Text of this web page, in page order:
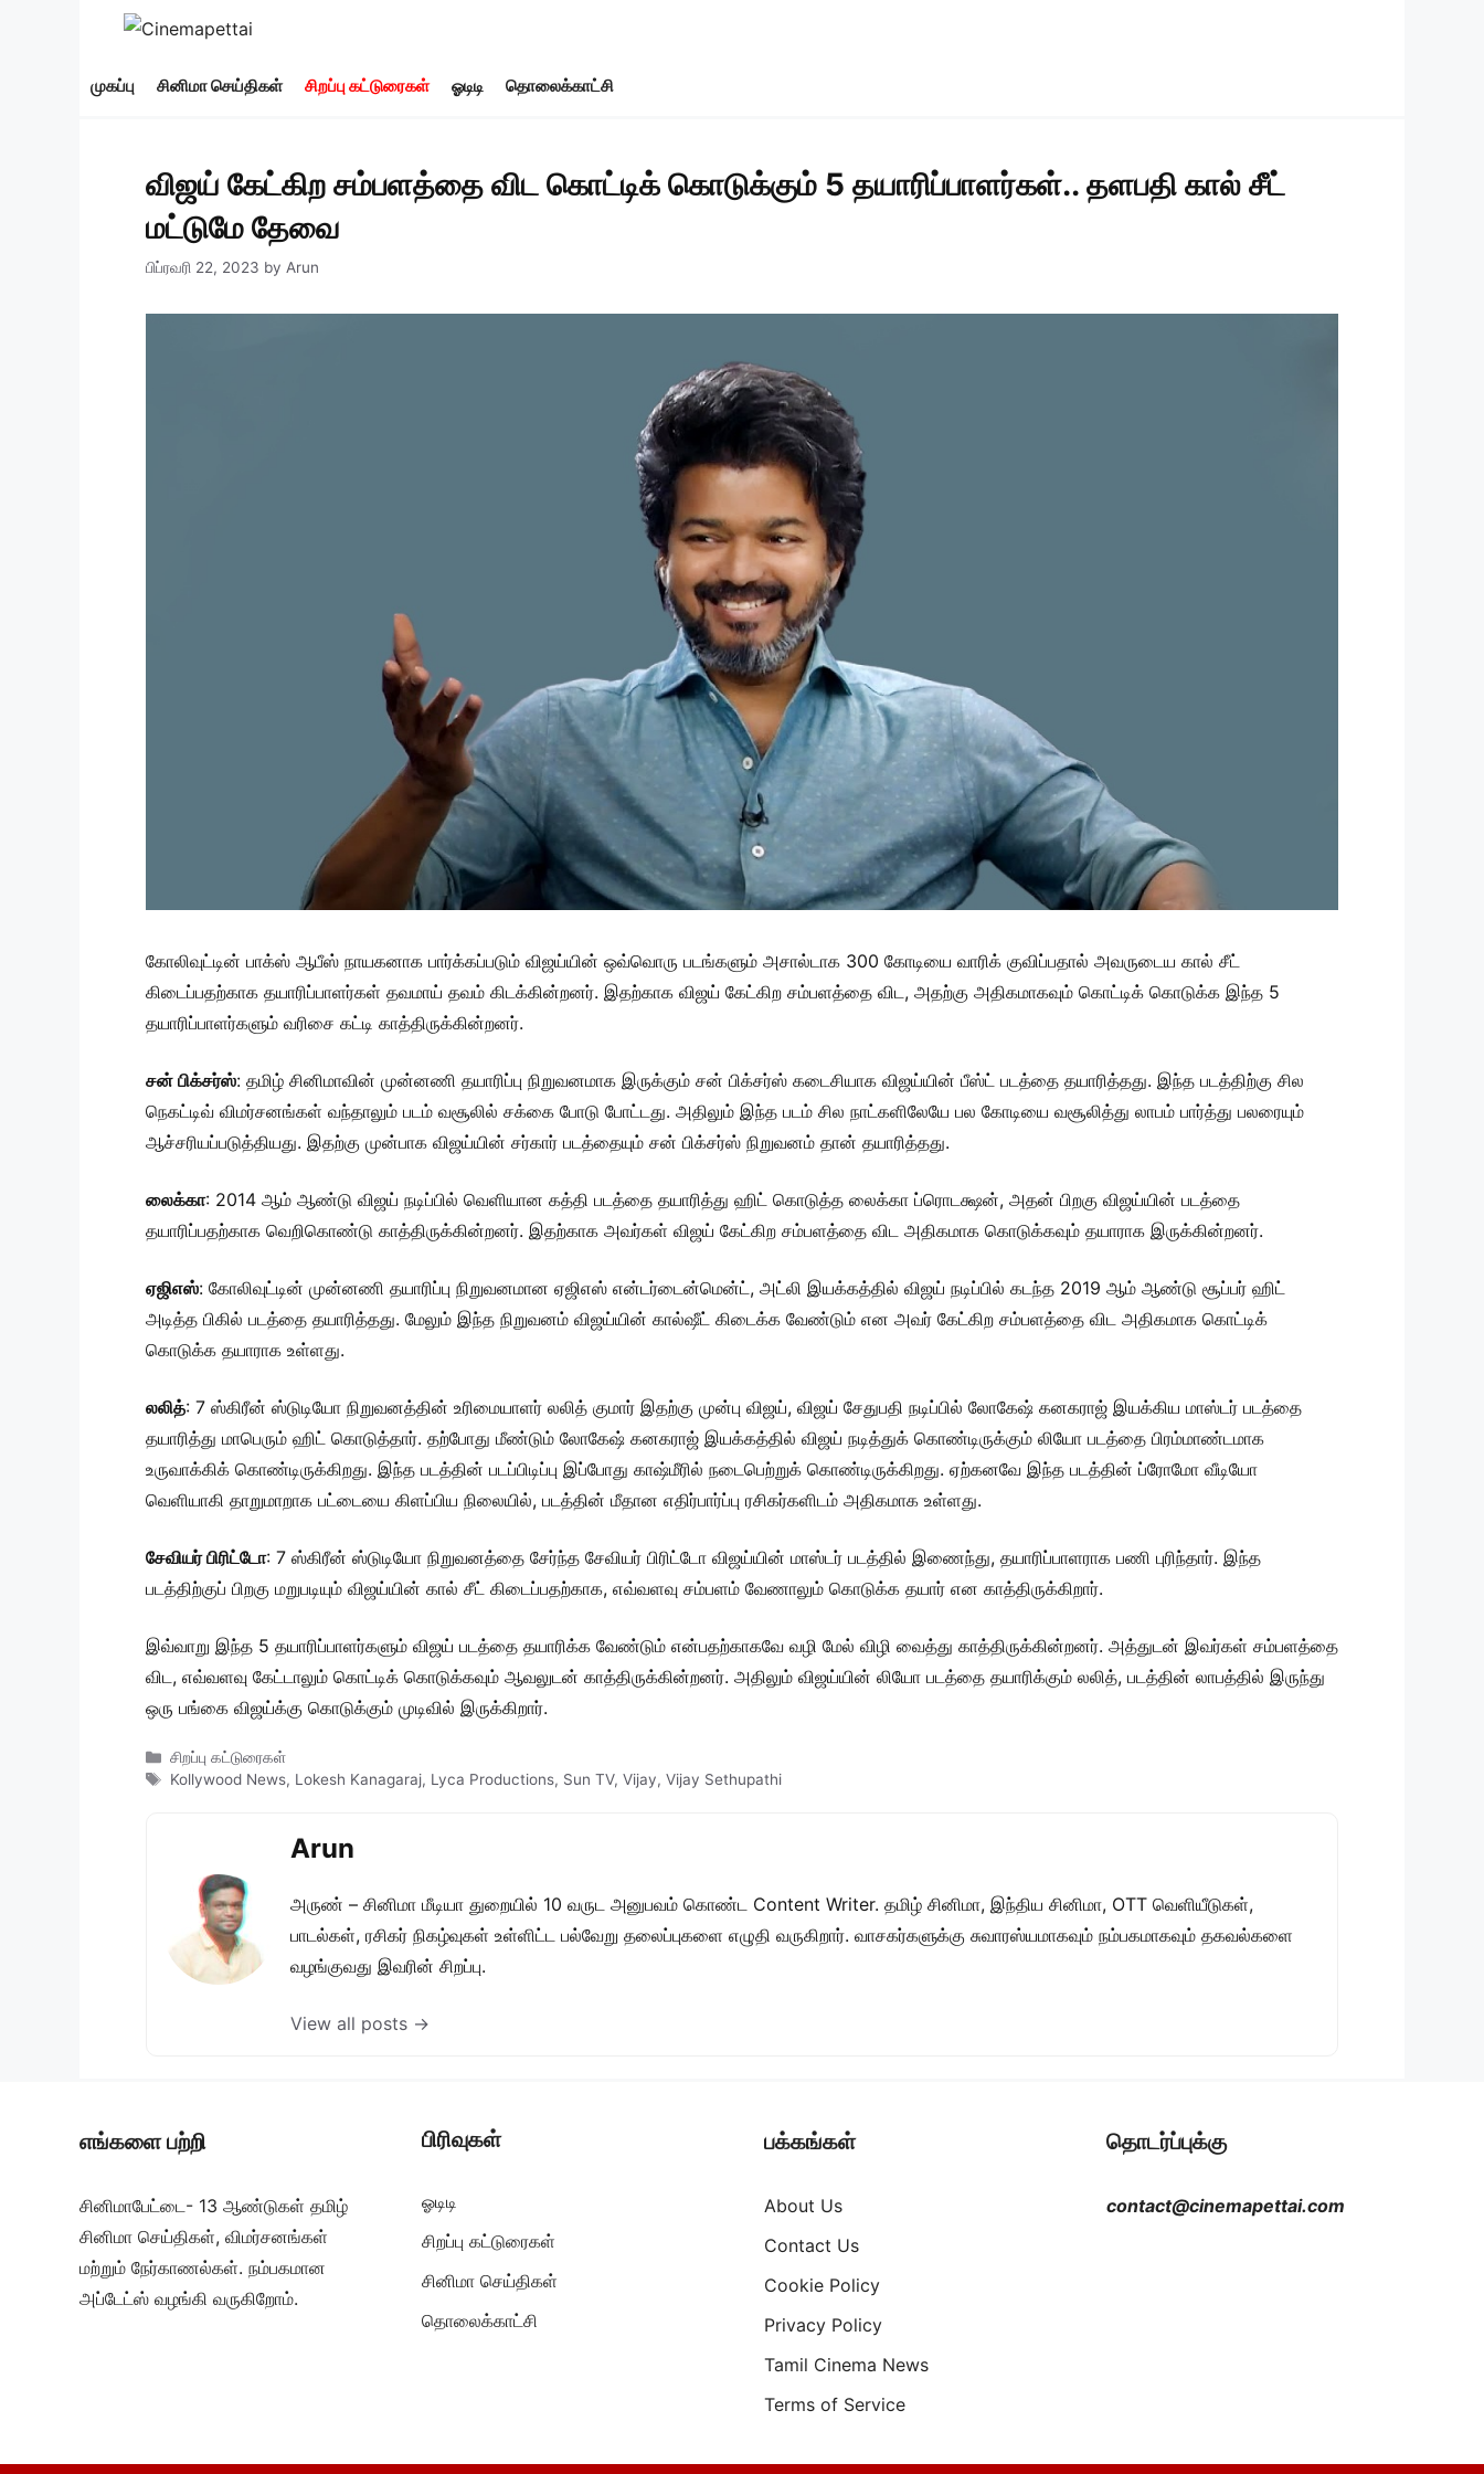
முகப்பு சினிமா செய்திகள் சிறப்பு கட்டுரைகள் ஓடிடி தொலைக்காட்சி
விஜய் கேட்கிற சம்பளத்தை விட கொட்டிக் கொடுக்கும் 5 தயாரிப்பாளர்கள்.. தளபதி கால் சீட்
மட்டுமே தேவை
பிப்ரவரி 22, 2023 by Arun
கோலிவுட்டின் பாக்ஸ் ஆபீஸ் நாயகனாக பார்க்கப்படும் விஜய்யின் ஒவ்வொரு படங்களும் அசால்டாக 300 கோடியை வாரிக் குவிப்பதால் அவருடைய கால் சீட்
கிடைப்பதற்காக தயாரிப்பாளர்கள் தவமாய் தவம் கிடக்கின்றனர். இதற்காக விஜய் கேட்கிற சம்பளத்தை விட, அதற்கு அதிகமாகவும் கொட்டிக் கொடுக்க இந்த 5
தயாரிப்பாளர்களும் வரிசை கட்டி காத்திருக்கின்றனர்.
சன் பிக்சர்ஸ்: தமிழ் சினிமாவின் முன்னணி தயாரிப்பு நிறுவனமாக இருக்கும் சன் பிக்சர்ஸ் கடைசியாக விஜய்யின் பீஸ்ட் படத்தை தயாரித்தது. இந்த படத்திற்கு சில
நெகட்டிவ் விமர்சனங்கள் வந்தாலும் படம் வசூலில் சக்கை போடு போட்டது. அதிலும் இந்த படம் சில நாட்களிலேயே பல கோடியை வசூலித்து லாபம் பார்த்து பலரையும்
ஆச்சரியப்படுத்தியது. இதற்கு முன்பாக விஜய்யின் சர்கார் படத்தையும் சன் பிக்சர்ஸ் நிறுவனம் தான் தயாரித்தது.
லைக்கா: 2014 ஆம் ஆண்டு விஜய் நடிப்பில் வெளியான கத்தி படத்தை தயாரித்து ஹிட் கொடுத்த லைக்கா ப்ரொடக்ஷன், அதன் பிறகு விஜய்யின் படத்தை
தயாரிப்பதற்காக வெறிகொண்டு காத்திருக்கின்றனர். இதற்காக அவர்கள் விஜய் கேட்கிற சம்பளத்தை விட அதிகமாக கொடுக்கவும் தயாராக இருக்கின்றனர்.
ஏஜிஎஸ்: கோலிவுட்டின் முன்னணி தயாரிப்பு நிறுவனமான ஏஜிஎஸ் என்டர்டைன்மென்ட், அட்லி இயக்கத்தில் விஜய் நடிப்பில் கடந்த 2019 ஆம் ஆண்டு சூப்பர் ஹிட்
அடித்த பிகில் படத்தை தயாரித்தது. மேலும் இந்த நிறுவனம் விஜய்யின் கால்ஷீட் கிடைக்க வேண்டும் என அவர் கேட்கிற சம்பளத்தை விட அதிகமாக கொட்டிக்
கொடுக்க தயாராக உள்ளது.
லலித்: 7 ஸ்கிரீன் ஸ்டுடியோ நிறுவனத்தின் உரிமையாளர் லலித் குமார் இதற்கு முன்பு விஜய், விஜய் சேதுபதி நடிப்பில் லோகேஷ் கனகராஜ் இயக்கிய மாஸ்டர் படத்தை
தயாரித்து மாபெரும் ஹிட் கொடுத்தார். தற்போது மீண்டும் லோகேஷ் கனகராஜ் இயக்கத்தில் விஜய் நடித்துக் கொண்டிருக்கும் லியோ படத்தை பிரம்மாண்டமாக
உருவாக்கிக் கொண்டிருக்கிறது. இந்த படத்தின் படப்பிடிப்பு இப்போது காஷ்மீரில் நடைபெற்றுக் கொண்டிருக்கிறது. ஏற்கனவே இந்த படத்தின் ப்ரோமோ வீடியோ
வெளியாகி தாறுமாறாக பட்டையை கிளப்பிய நிலையில், படத்தின் மீதான எதிர்பார்ப்பு ரசிகர்களிடம் அதிகமாக உள்ளது.
சேவியர் பிரிட்டோ: 7 ஸ்கிரீன் ஸ்டுடியோ நிறுவனத்தை சேர்ந்த சேவியர் பிரிட்டோ விஜய்யின் மாஸ்டர் படத்தில் இணைந்து, தயாரிப்பாளராக பணி புரிந்தார். இந்த
படத்திற்குப் பிறகு மறுபடியும் விஜய்யின் கால் சீட் கிடைப்பதற்காக, எவ்வளவு சம்பளம் வேணாலும் கொடுக்க தயார் என காத்திருக்கிறார்.
இவ்வாறு இந்த 5 தயாரிப்பாளர்களும் விஜய் படத்தை தயாரிக்க வேண்டும் என்பதற்காகவே வழி மேல் விழி வைத்து காத்திருக்கின்றனர். அத்துடன் இவர்கள் சம்பளத்தை
விட, எவ்வளவு கேட்டாலும் கொட்டிக் கொடுக்கவும் ஆவலுடன் காத்திருக்கின்றனர். அதிலும் விஜய்யின் லியோ படத்தை தயாரிக்கும் லலித், படத்தின் லாபத்தில் இருந்து
ஒரு பங்கை விஜய்க்கு கொடுக்கும் முடிவில் இருக்கிறார்.
Categories
சிறப்பு கட்டுரைகள்
Tags
Kollywood News, Lokesh Kanagaraj, Lyca Productions, Sun TV, Vijay, Vijay Sethupathi
Arun
அருண் – சினிமா மீடியா துறையில் 10 வருட அனுபவம் கொண்ட Content Writer. தமிழ் சினிமா, இந்திய சினிமா, OTT வெளியீடுகள்,
பாடல்கள், ரசிகர் நிகழ்வுகள் உள்ளிட்ட பல்வேறு தலைப்புகளை எழுதி வருகிறார். வாசகர்களுக்கு சுவாரஸ்யமாகவும் நம்பகமாகவும் தகவல்களை
வழங்குவது இவரின் சிறப்பு.
View all posts →
எங்களை பற்றி
சினிமாபேட்டை- 13 ஆண்டுகள் தமிழ்
சினிமா செய்திகள், விமர்சனங்கள்
மற்றும் நேர்காணல்கள். நம்பகமான
அப்டேட்ஸ் வழங்கி வருகிறோம்.
பிரிவுகள்
ஓடிடி
சிறப்பு கட்டுரைகள்
சினிமா செய்திகள்
தொலைக்காட்சி
பக்கங்கள்
About Us
Contact Us
Cookie Policy
Privacy Policy
Tamil Cinema News
Terms of Service
தொடர்ப்புக்கு
contact@cinemapettai.com